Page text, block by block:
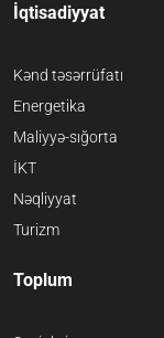
İqtisadiyyat
Kənd təsərrüfatı
Energetika
Maliyyə-sığorta
İKT
Nəqliyyat
Turizm
Toplum